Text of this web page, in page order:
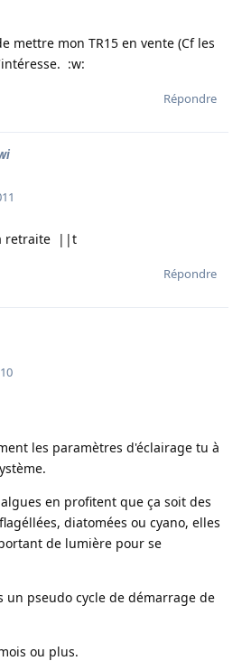
mettre mon TR15 en vente (Cf les
:w:
Répondre
retraite ||t
Répondre
les paramètres d'éclairage tu à
en profitent que ça soit des
diatomées ou cyano, elles
de lumière pour se
un pseudo cycle de démarrage de
ou plus.